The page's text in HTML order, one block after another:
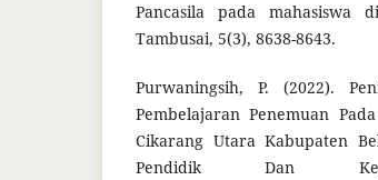
Pancasila pada mahasiswa
Tambusai, 5(3), 8638-8643.
Purwaningsih, P. (2022).
Pembelajaran Penemuan
Cikarang Utara Kabupaten
Pendidik Dan